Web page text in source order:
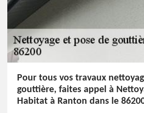
Pour tous vos travaux
gouttière, faites appel à
Habitat à Ranton dans le